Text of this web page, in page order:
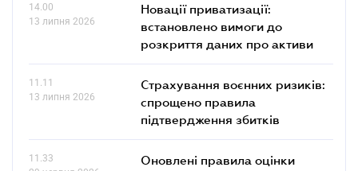
14.00
13 липня 2026
Новації приватизації:
встановлено вимоги до
розкриття даних про активи
11.11
13 липня 2026
Страхування воєнних ризиків:
спрощено правила
підтвердження збитків
11.33
Оновлені правила оцінки